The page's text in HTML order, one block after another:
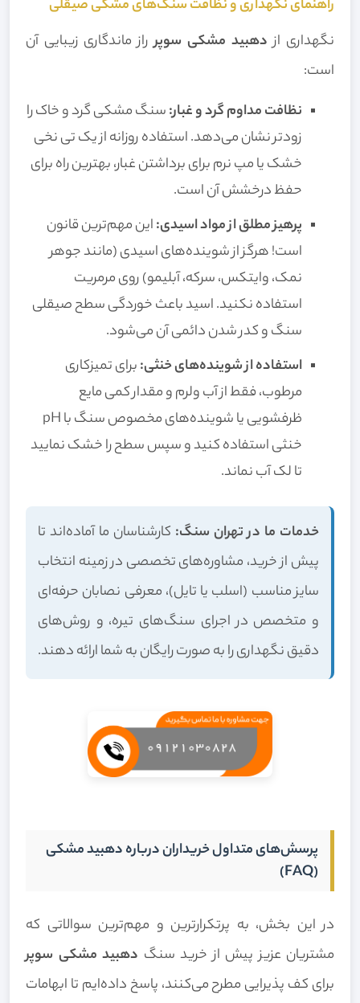
راهنمای نگهداری و نظافت سنگ‌های مشکی صیقلی
نگهداری ازدهبید مشکی سوپرراز ماندگاری زیبایی آن
است:
نظافت مداوم گرد و غبار:سنگ مشکی گرد و خاک را
زودتر نشان می‌دهد. استفاده روزانه از یک تی نخی
خشک یا مپ نرم برای برداشتن غبار، بهترین راه برای
حفظ درخشش آن است.
پرهیز مطلق از مواد اسیدی:این مهم‌ترین قانون
است! هرگز از شوینده‌های اسیدی (مانند جوهر
نمک، وایتکس، سرکه، آبلیمو) روی مرمریت
استفاده نکنید. اسید باعث خوردگی سطح صیقلی
سنگ و کدر شدن دائمی آن می‌شود.
استفاده از شوینده‌های خنثی:برای تمیزکاری
مرطوب، فقط از آب ولرم و مقدار کمی مایع
ظرفشویی یا شوینده‌های مخصوص سنگ با pH
خنثی استفاده کنید و سپس سطح را خشک نمایید
تا لک آب نماند.
خدمات ما در تهران سنگ: کارشناسان ما آماده‌اند تا
پیش از خرید، مشاوره‌های تخصصی در زمینه انتخاب
سایز مناسب (اسلب یا تایل)، معرفی نصابان حرفه‌ای
و متخصص در اجرای سنگ‌های تیره، و روش‌های
دقیق نگهداری را به صورت رایگان به شما ارائه دهند.
پرسش‌های متداول خریداران درباره دهبید مشکی
(FAQ)
در این بخش، به پرتکرارترین و مهم‌ترین سوالاتی که
مشتریان عزیز پیش از خرید سنگ دهبید مشکی سوپر
برای کف پذیرایی مطرح می‌کنند، پاسخ داده‌ایم تا ابهامات